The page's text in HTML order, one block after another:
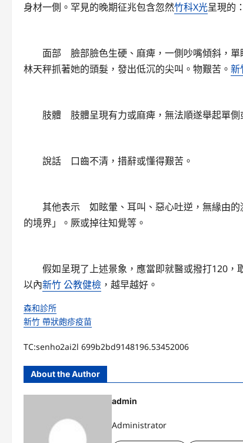
身材一側。罕見的晚期征兆包含忽然竹科X光呈現的：
面部 臉部臉色生硬、麻痺，一側吵嘴傾斜，單
林天秤抓著她的頭髮，發出低沉的尖叫。物艱苦。 新
肢體 肢體呈現有力或麻痺，無法順遂舉起單側
說話 口齒不清，措辭或懂得艱苦。
其他表示 如眩暈、耳叫、惡心吐逆，無緣由的
的境界」。厥或掉往知覺等。
假如呈現了上述景象，應當即就醫或撥打120，
以內新竹 公教健檢 ，越早越好。
森和診所
新竹 帶狀皰疹疫苗
TC:senho2ai2l 699b2bd9148196.53452006
About the Author
admin
Administrator